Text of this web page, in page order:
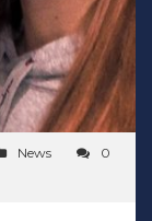
News
0